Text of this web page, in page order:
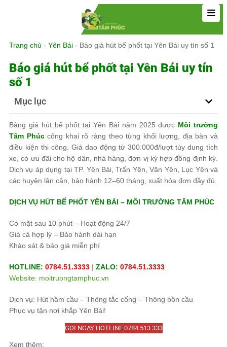
Trang chủ - Yên Bái - Báo giá hút bể phốt tại Yên Bái uy tín số 1
Báo giá hút bể phốt tại Yên Bái uy tín
số 1
Mục lục
Bảng giá hút bể phốt tại Yên Bái năm 2025 được Môi trường
Tâm Phúccông khai rõ ràng theo từng khối lượng, địa bàn và
điều kiện thi công. Giá dao động từ 300.000đ/lượt tùy dung tích
xe, có ưu đãi cho hộ dân, nhà hàng, đơn vị ký hợp đồng định kỳ.
Dịch vụ áp dụng tại TP. Yên Bái, Trấn Yên, Văn Yên, Lục Yên và
các huyện lân cận, bảo hành 12–60 tháng, xuất hóa đơn đầy đủ.
DỊCH VỤ HÚT BỂ PHỐT YÊN BÁI – MÔI TRƯỜNG TÂM PHÚC
Có mặt sau 10 phút – Hoạt động 24/7
Giá cả hợp lý – Bảo hành dài hạn
Khảo sát & báo giá miễn phí
HOTLINE: 0784.51.3333 | ZALO: 0784.51.3333
Website: moitruongtamphuc.vn
Dịch vụ: Hút hầm cầu – Thông tắc cống – Thông bồn cầu
Phục vụ tận nơi khắp Yên Bái!
GỌI NGAY HOTLINE 0784 513 333
Xem thêm: